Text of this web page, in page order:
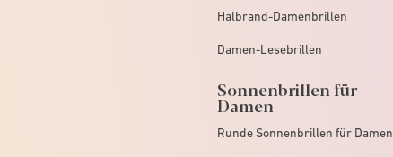
Halbrand-Damenbrillen
Damen-Lesebrillen
Sonnenbrillen für
Damen
Runde Sonnenbrillen für Damen